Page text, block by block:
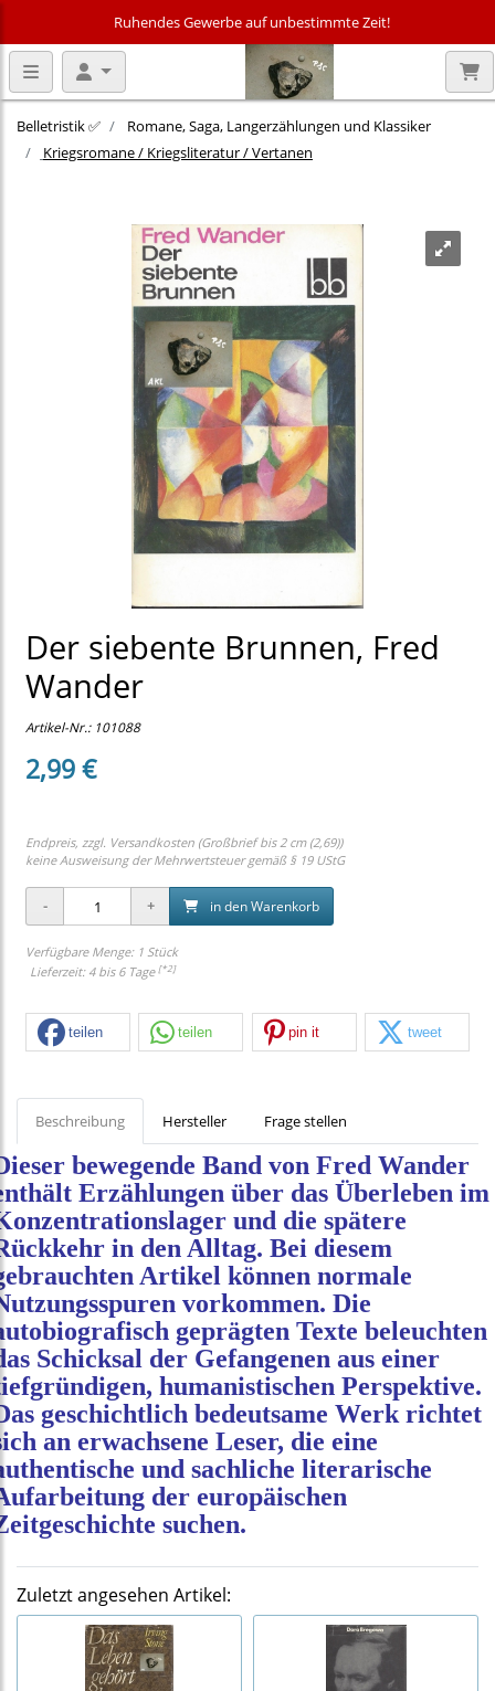
Ruhendes Gewerbe auf unbestimmte Zeit!
Belletristik ✅
Romane, Saga, Langerzählungen und Klassiker
Kriegsromane / Kriegsliteratur / Vertanen
Der siebente Brunnen, Fred
Wander
Artikel-Nr.: 101088
2,99 €
Endpreis, zzgl. Versandkosten (Großbrief bis 2 cm (2,69))
keine Ausweisung der Mehrwertsteuer gemäß § 19 UStG
in den Warenkorb
Verfügbare Menge: 1 Stück
Lieferzeit: 4 bis 6 Tage [*2]
teilen teilen pin it tweet
Beschreibung Hersteller Frage stellen
bewegende Band von Fred Wander
Erzählungen über das Überleben im
und die spätere
in den Alltag. Bei diesem
Artikel können normale
vorkommen. Die
geprägten Texte beleuchten
Schicksal der Gefangenen aus einer
humanistischen Perspektive.
geschichtlich bedeutsame Werk richtet
an erwachsene Leser, die eine
und sachliche literarische
der europäischen
suchen.
Zuletzt angesehen Artikel: